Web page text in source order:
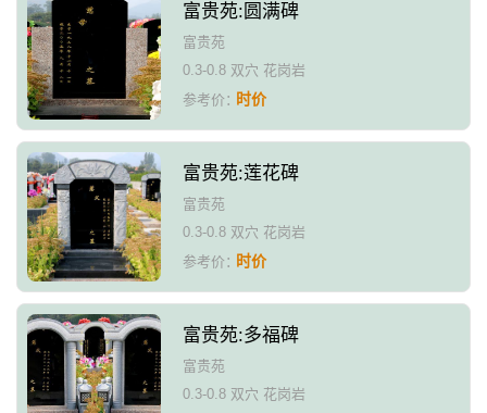
富贵苑:圆满碑
富贵苑
0.3-0.8 双穴 花岗岩
参考价：时价
富贵苑:莲花碑
富贵苑
0.3-0.8 双穴 花岗岩
参考价：时价
富贵苑:多福碑
富贵苑
0.3-0.8 双穴 花岗岩